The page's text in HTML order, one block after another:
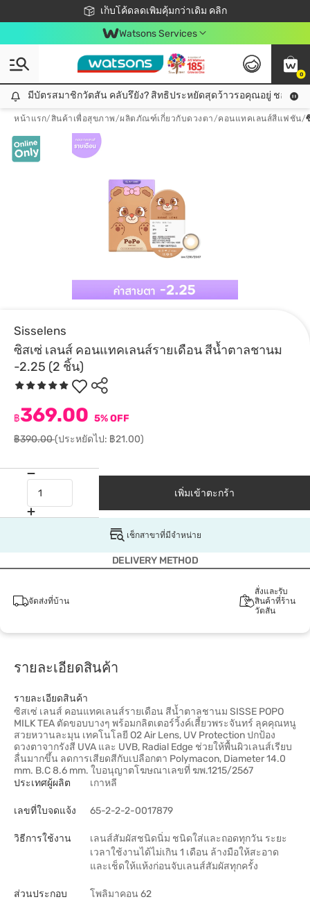
เก็บโค้ดลดเพิ่มคุ้มกว่าเดิม คลิก
ชอปออนไลน์ครั้งแรก ลดเพิ่มจุก ๆ 10%! 🎉
📦ส่งฟรี! เมื่อชอป 499฿
สมาชิกวัตสัน คลับดียังไง?
Watsons Services
0
มีบัตรสมาชิกวัตสัน คลับรึยัง? สิทธิประหยัดสุดว้าวรอคุณอยู่ ชอปคุ้มกว่าเดิม คลิก!
มีบัตรสมาชิกวัตสัน คลับรึยัง? สิทธิประหยัดสุดว้าวรอคุณอยู่ ชอปคุ้มก
หน้าแรก/สินค้าเพื่อสุขภาพ/ผลิตภัณฑ์เกี่ยวกับดวงตา/คอนแทคเลนส์สีแฟชัน/
Sisselens
ซิสเซ่ เลนส์ คอนแทคเลนส์รายเดือน สีน้ำตาลชานม
-2.25 (2 ชิ้น)
฿369.00 5% OFF
฿390.00(ประหยัดไป: ฿21.00)
เพิ่มเข้าตะกร้า
เช็กสาขาที่มีจำหน่าย
DELIVERY METHOD
จัดส่งที่บ้าน
สั่งและรับ
สินค้าที่ร้าน
วัตสัน
รายละเอียดสินค้า
รายละเอียดสินค้า
ซิสเซ่ เลนส์ คอนแทคเลนส์รายเดือน สีน้ำตาลชานม SISSE POPO
MILK TEA ตัดขอบบางๆ พร้อมกลิตเตอร์วิ้งค์เสี้ยวพระจันทร์ ลุคคุณหนู
สวยหวานละมุน เทคโนโลยี O2 Air Lens, UV Protection ปกป้อง
ดวงตาจากรังสี UVA และ UVB, Radial Edge ช่วยให้พื้นผิวเลนส์เรียบ
ลื่นมากขึ้น ลดการเสียดสีกับเปลือกตา Polymacon, Diameter 14.0
mm. B.C 8.6 mm. ใบอนุญาตโฆษณาเลขที่ ฆพ.1215/2567
ประเทศผู้ผลิต
เกาหลี
เลขที่ใบจดแจ้ง 65-2-2-2-0017879
วิธีการใช้งาน
เลนส์สัมผัสชนิดนิ่ม ชนิดใส่และถอดทุกวัน ระยะ
เวลาใช้งานได้ไม่เกิน 1 เดือน ล้างมือให้สะอาด
และเช็ดให้แห้งก่อนจับเลนส์สัมผัสทุกครั้ง
ส่วนประกอบ โพลิมาคอน 62